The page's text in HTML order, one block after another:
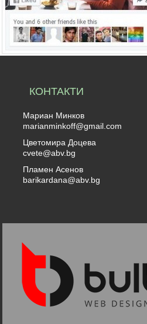
КОНТАКТИ
Мариан Минков
marianminkoff@gmail.com
Цветомира Доцева
cvete@abv.bg
Пламен Асенов
barikardana@abv.bg